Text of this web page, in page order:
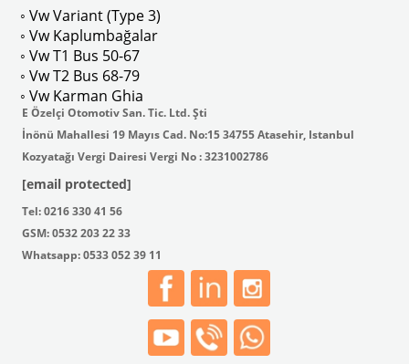
◦ Vw Variant (Type 3)
◦ Vw Kaplumbağalar
◦ Vw T1 Bus 50-67
◦ Vw T2 Bus 68-79
◦ Vw Karman Ghia
E Özelçi Otomotiv San. Tic. Ltd. Şti
İnönü Mahallesi 19 Mayıs Cad. No:15 34755 Atasehir, Istanbul
Kozyatağı Vergi Dairesi Vergi No : 3231002786
[email protected]
Tel: 0216 330 41 56
GSM: 0532 203 22 33
Whatsapp: 0533 052 39 11